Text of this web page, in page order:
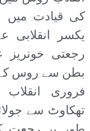
کی قیادت میں
یکسر
رجعتی
بطن سے روس کے
فروری
تھکاوٹ سے